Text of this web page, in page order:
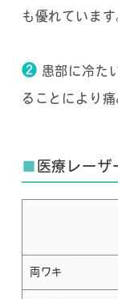
も優れています
❷ 患部に冷た
ることにより痛
■医療レーザ
両ワキ